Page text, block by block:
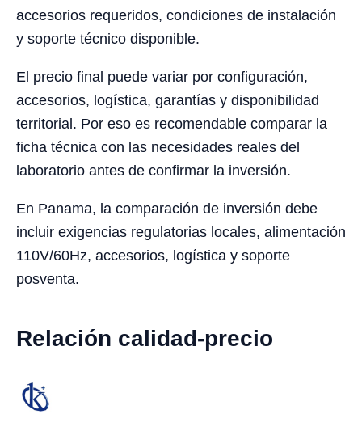
accesorios requeridos, condiciones de instalación
y soporte técnico disponible.
El precio final puede variar por configuración,
accesorios, logística, garantías y disponibilidad
territorial. Por eso es recomendable comparar la
ficha técnica con las necesidades reales del
laboratorio antes de confirmar la inversión.
En Panama, la comparación de inversión debe
incluir exigencias regulatorias locales, alimentación
110V/60Hz, accesorios, logística y soporte
posventa.
Relación calidad-precio